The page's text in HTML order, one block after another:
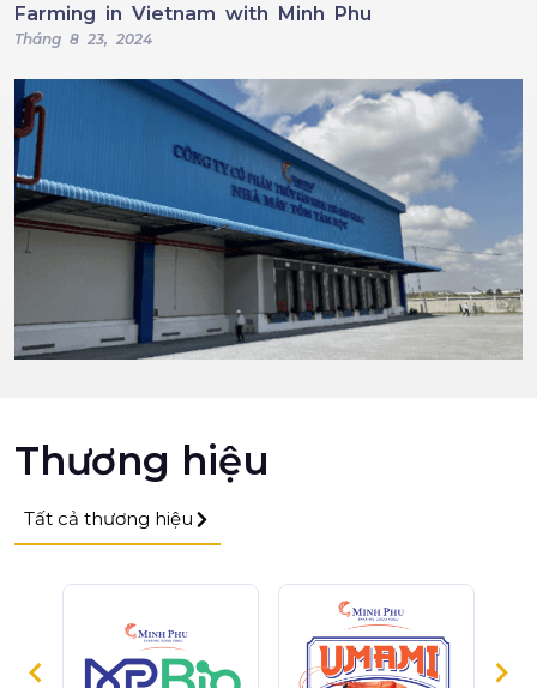
Farming in Vietnam with Minh Phu
Tháng 8 23, 2024
Thương hiệu
Tất cả thương hiệu